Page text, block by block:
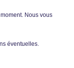
Nous vous
éventuelles.